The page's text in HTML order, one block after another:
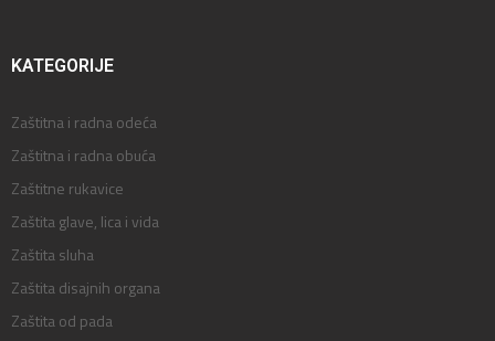
KATEGORIJE
Zaštitna i radna odeća
Zaštitna i radna obuća
Zaštitne rukavice
Zaštita glave, lica i vida
Zaštita sluha
Zaštita disajnih organa
Zaštita od pada